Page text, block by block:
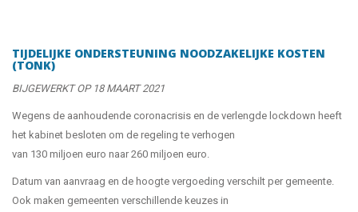
TIJDELIJKE ONDERSTEUNING NOODZAKELIJKE KOSTEN
(TONK)
BIJGEWERKT OP 18 MAART 2021
Wegens de aanhoudende coronacrisis en de verlengde lockdown heeft
het kabinet besloten om de regeling te verhogen
van 130 miljoen euro naar 260 miljoen euro.
Datum van aanvraag en de hoogte vergoeding verschilt per gemeente.
Ook maken gemeenten verschillende keuzes in